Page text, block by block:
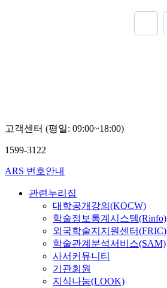
고객센터 (평일: 09:00~18:00)
1599-3122
ARS 번호안내
관련누리집
대학공개강의(KOCW)
학술정보통계시스템(Rinfo)
외국학술지지원센터(FRIC)
학술관계분석서비스(SAM)
사서커뮤니티
기관회원
지식나눔(LOOK)